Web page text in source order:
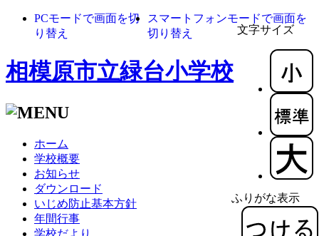
文字サイズ
ふりがな表示
PCモードで画面を切
り替え
スマートフォンモードで画面を
切り替え
相模原市立緑台小学校
ホーム
学校概要
お知らせ
ダウンロード
いじめ防止基本方針
年間行事
学校だより